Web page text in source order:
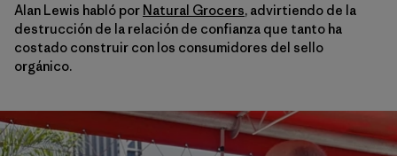
Alan Lewis habló por Natural Grocers, advirtiendo de la
destrucción de la relación de confianza que tanto ha
costado construir con los consumidores del sello
orgánico.